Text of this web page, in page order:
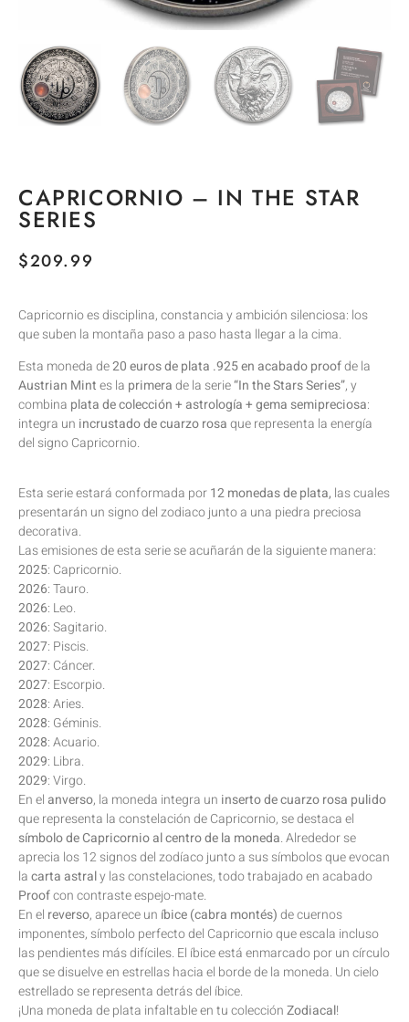
CAPRICORNIO – IN THE STAR
SERIES
$209.99
Capricornio es disciplina, constancia y ambición silenciosa: los
que suben la montaña paso a paso hasta llegar a la cima.
Esta moneda de20 euros de plata .925 en acabado proofde la
Austrian Mintes la primerade la serie“In the Stars Series”, y
combina plata de colección + astrología + gema semipreciosa:
integra un incrustado de cuarzo rosaque representa la energía
del signo Capricornio.
Esta serie estará conformada por12 monedas de plata, las cuales
presentarán un signo del zodiaco junto a una piedra preciosa
decorativa.
Las emisiones de esta serie se acuñarán de la siguiente manera:
2025: Capricornio.
2026: Tauro.
2026: Leo.
2026: Sagitario.
2027: Piscis.
2027: Cáncer.
2027: Escorpio.
2028: Aries.
2028: Géminis.
2028: Acuario.
2029: Libra.
2029: Virgo.
En el anverso, la moneda integra un inserto de cuarzo rosa pulido
que representa la constelación de Capricornio, se destaca el
símbolo de Capricornio al centro de la moneda. Alrededor se
aprecia los 12 signos del zodíaco junto a sus símbolos que evocan
lacarta astraly las constelaciones, todo trabajado en acabado
Proofcon contraste espejo-mate.
En el reverso, aparece un íbice (cabra montés)de cuernos
imponentes, símbolo perfecto del Capricornio que escala incluso
las pendientes más difíciles. El íbice está enmarcado por un círculo
que se disuelve en estrellas hacia el borde de la moneda. Un cielo
estrellado se representa detrás del íbice.
¡Una moneda de plata infaltable en tu colecciónZodiacal!